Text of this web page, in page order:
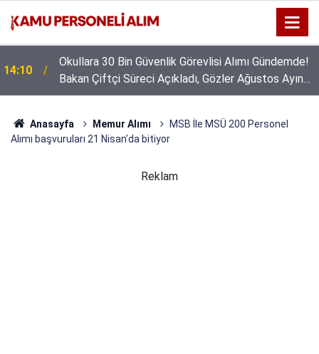
14:10
Okullara 30 Bin Güvenlik Görevlisi Alımı Gündemde!
Bakan Çiftçi Süreci Açıkladı, Gözler Ağustos Ayına
Çevrildi
Anasayfa Memur Alımı
MSB İle MSÜ 200 Personel
Alımı başvuruları 21 Nisan’da bitiyor
Reklam